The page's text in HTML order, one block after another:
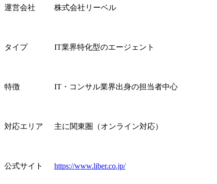
運営会社 株式会社リーベル
タイプ IT業界特化型のエージェント
特徴 IT・コンサル業界出身の担当者中心
対応エリア 主に関東圏（オンライン対応）
公式サイト https://www.liber.co.jp/